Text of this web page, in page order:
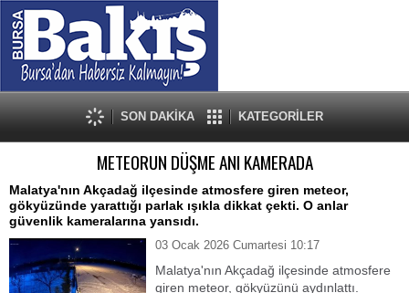
SON DAKİKA KATEGORİLER
METEORUN DÜŞME ANI KAMERADA
Malatya'nın Akçadağ ilçesinde atmosfere giren meteor,
gökyüzünde yarattığı parlak ışıkla dikkat çekti. O anlar
güvenlik kameralarına yansıdı.
03 Ocak 2026 Cumartesi 10:17
Malatya'nın Akçadağ ilçesinde atmosfere
giren meteor, gökyüzünü aydınlattı.